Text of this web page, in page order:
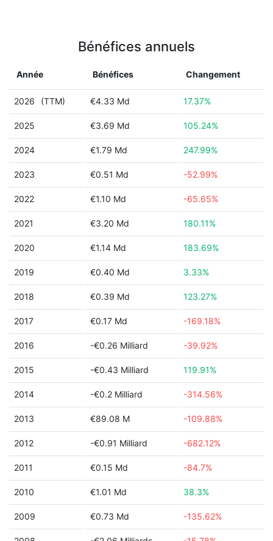
Bénéfices annuels
Année Bénéfices Changement
2026 (TTM) €4.33 Md 17.37%
2025 €3.69 Md 105.24%
2024 €1.79 Md 247.99%
2023 €0.51 Md -52.99%
2022 €1.10 Md -65.65%
2021 €3.20 Md 180.11%
2020 €1.14 Md 183.69%
2019 €0.40 Md 3.33%
2018 €0.39 Md 123.27%
2017 €0.17 Md -169.18%
2016 -€0.26 Milliard -39.92%
2015 -€0.43 Milliard 119.91%
2014 -€0.2 Milliard -314.56%
2013 €89.08 M -109.88%
2012 -€0.91 Milliard -682.12%
2011 €0.15 Md -84.7%
2010 €1.01 Md 38.3%
2009 €0.73 Md -135.62%